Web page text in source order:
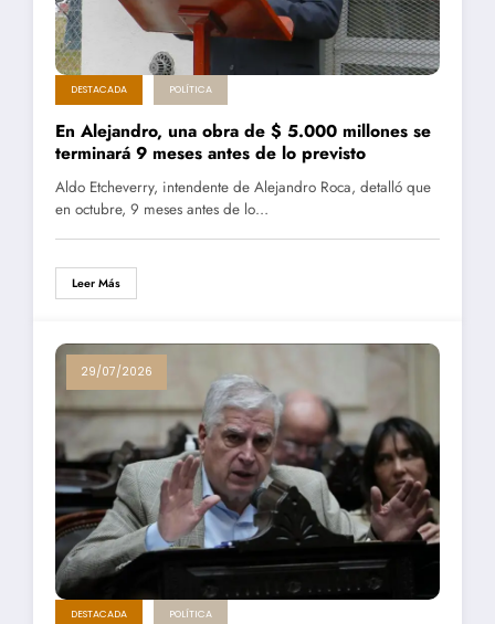
DESTACADA POLÍTICA
En Alejandro, una obra de $ 5.000 millones se
terminará 9 meses antes de lo previsto
Aldo Etcheverry, intendente de Alejandro Roca, detalló que
en octubre, 9 meses antes de lo…
Leer Más
29/07/2026
DESTACADA POLÍTICA